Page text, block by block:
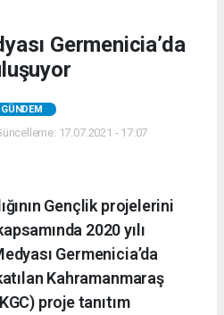
Germenicia’da
GÜNDEM
17.07.2021 - 17:07
Gençlik projelerini
2020 yılı
Germenicia’da
Kahramanmaraş
proje tanıtım